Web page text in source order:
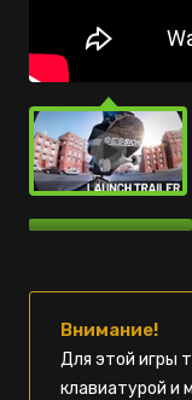
Внимание!
Для этой игры
клавиатурой и